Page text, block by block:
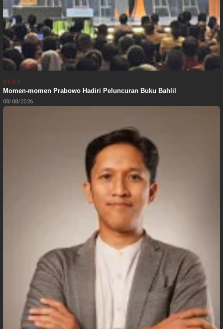
BARU
Momen-momen Prabowo Hadiri Peluncuran Buku Bahlil
08/08/2026